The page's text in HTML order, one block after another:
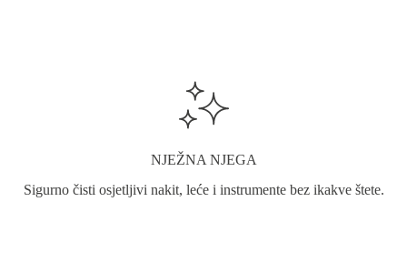
NJEŽNA NJEGA
Sigurno čisti osjetljivi nakit, leće i instrumente bez ikakve štete.